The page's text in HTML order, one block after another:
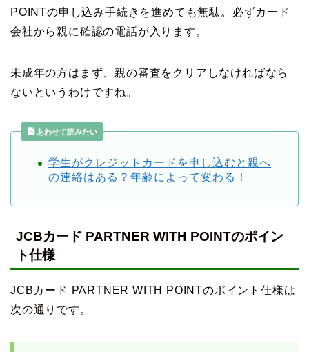
POINTの申し込み手続きを進めても無駄。必ずカード
会社から親に確認の電話が入ります。
未成年の方はまず、親の審査をクリアしなければなら
ないというわけですね。
あわせて読みたい
学生がクレジットカードを申し込むと親へ
の連絡はある？年齢によって変わる！
JCBカード PARTNER WITH POINTのポイン
ト仕様
JCBカード PARTNER WITH POINTのポイント仕様は
次の通りです。